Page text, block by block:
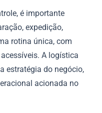
é importante
expedição,
rotina única, com
A logística
estratégia do negócio,
acionada no